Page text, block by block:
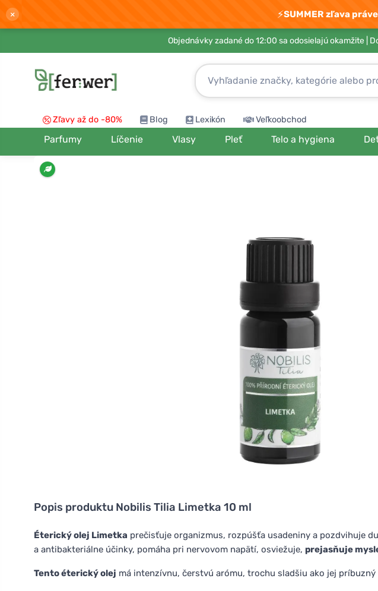
× ⚡SUMMER zľava
Objednávky zadané do 12:00 sa odosielajú okamžite |
Zľavy až do -80% Blog Lexikón Veľkoobchod
Parfumy Líčenie Vlasy Pleť Telo a hygiena
Popis produktu Nobilis Tilia Limetka 10 ml
Éterický olej Limetka prečisťuje organizmus, rozpúšťa usadeniny a pozdvihuje
a antibakteriálne účinky, pomáha pri nervovom napätí, osviežuje, prejasňuje
Tento éterický olej má intenzívnu, čerstvú arómu, trochu sladšiu ako jej